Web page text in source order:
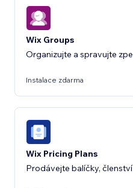
Wix Groups
Organizujte a spravujte
Instalace zdarma
Wix Pricing Plans
Prodávejte balíčky,